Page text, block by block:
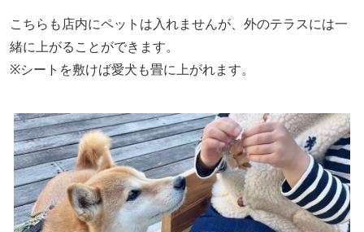
こちらも店内にペットは入れませんが、外のテラスには一
緒に上がることができます。
※シートを敷けば愛犬も畳に上がれます。